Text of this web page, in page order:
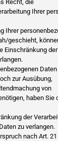
Recht, die
Ihrer
Ihrer
geschieht,
Einschränkung der
zur Ausübung,
von
haben Sie
der
zu verlangen.
nach Art. 21